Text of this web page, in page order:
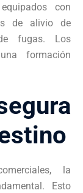
con
de alivio de
fugas. Los
formación
la
Esto